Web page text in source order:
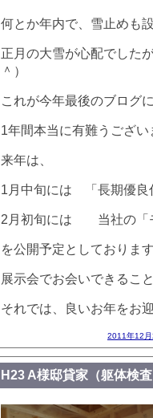
何とか年内で、雪止めも
正月の大雪が心配でした
＾）
これが今年最後のブログ
1年間本当に有難うござい
来年は、
1月中旬には 「長期優
2月初旬には 当社の
を公開予定としております
展示会でお会いできるこ
それでは、良いお年をお
2011年12
H23 A様邸貸家（躯体検査